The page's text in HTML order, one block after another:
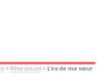
> Rêve sexuel > L’ex de ma sœur